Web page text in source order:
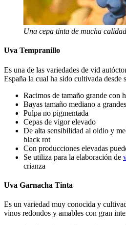
Una cepa tinta de mucha calidad
Uva Tempranillo
Es una de las variedades de vid
España la cual ha sido cultivada desde
Racimos de tamaño grande con
Bayas tamaño mediano a grandes
Pulpa no pigmentada
Cepas de vigor elevado
De alta sensibilidad al oidio y
black rot
Con producciones elevadas
Se utiliza para la elaboración de
crianza
Uva Garnacha Tinta
Es un variedad muy conocida y
vinos redondos y amables con gran